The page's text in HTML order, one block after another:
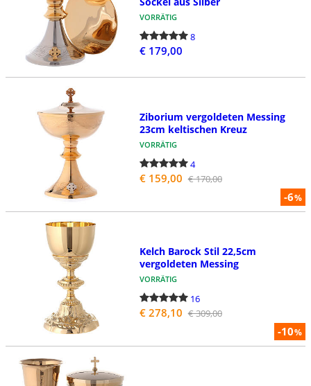
VORRÄTIG
8
€ 179,00
-6%
Ziborium vergoldeten Messing
23cm keltischen Kreuz
VORRÄTIG
4
€ 159,00 € 170,00
-10%
Kelch Barock Stil 22,5cm
vergoldeten Messing
VORRÄTIG
16
€ 278,10 € 309,00